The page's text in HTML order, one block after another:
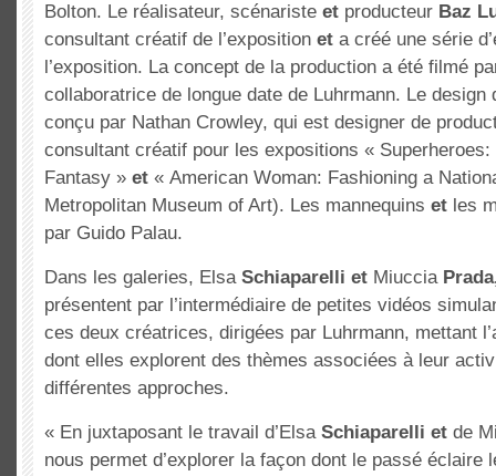
Bolton. Le réalisateur, scénariste et producteur Baz
consultant créatif de l’exposition et a créé une série
l’exposition. La concept de la production a été filmé
collaboratrice de longue date de Luhrmann. Le design
conçu par Nathan Crowley, qui est designer de
consultant créatif pour les expositions « Superheroes:
Fantasy » et « American Woman: Fashioning a
Metropolitan Museum of Art). Les mannequins et les
par Guido Palau.
Dans les galeries, Elsa Schiaparelli et Miuccia
présentent par l’intermédiaire de petites vidéos
ces deux créatrices, dirigées par Luhrmann, mettant
dont elles explorent des thèmes associées à leur
différentes approches.
« En juxtaposant le travail d’Elsa Schiaparelli et de
nous permet d’explorer la façon dont le passé éclaire